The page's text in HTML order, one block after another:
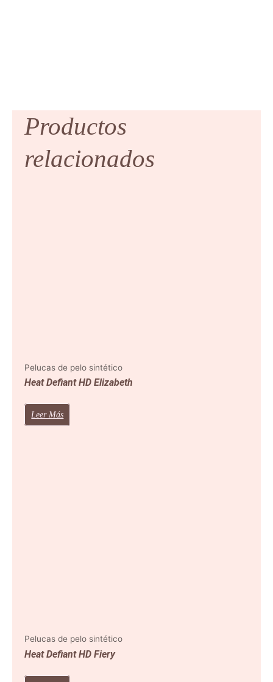
Productos
relacionados
Pelucas de pelo sintético
Heat Defiant HD Elizabeth
Leer Más
Pelucas de pelo sintético
Heat Defiant HD Fiery